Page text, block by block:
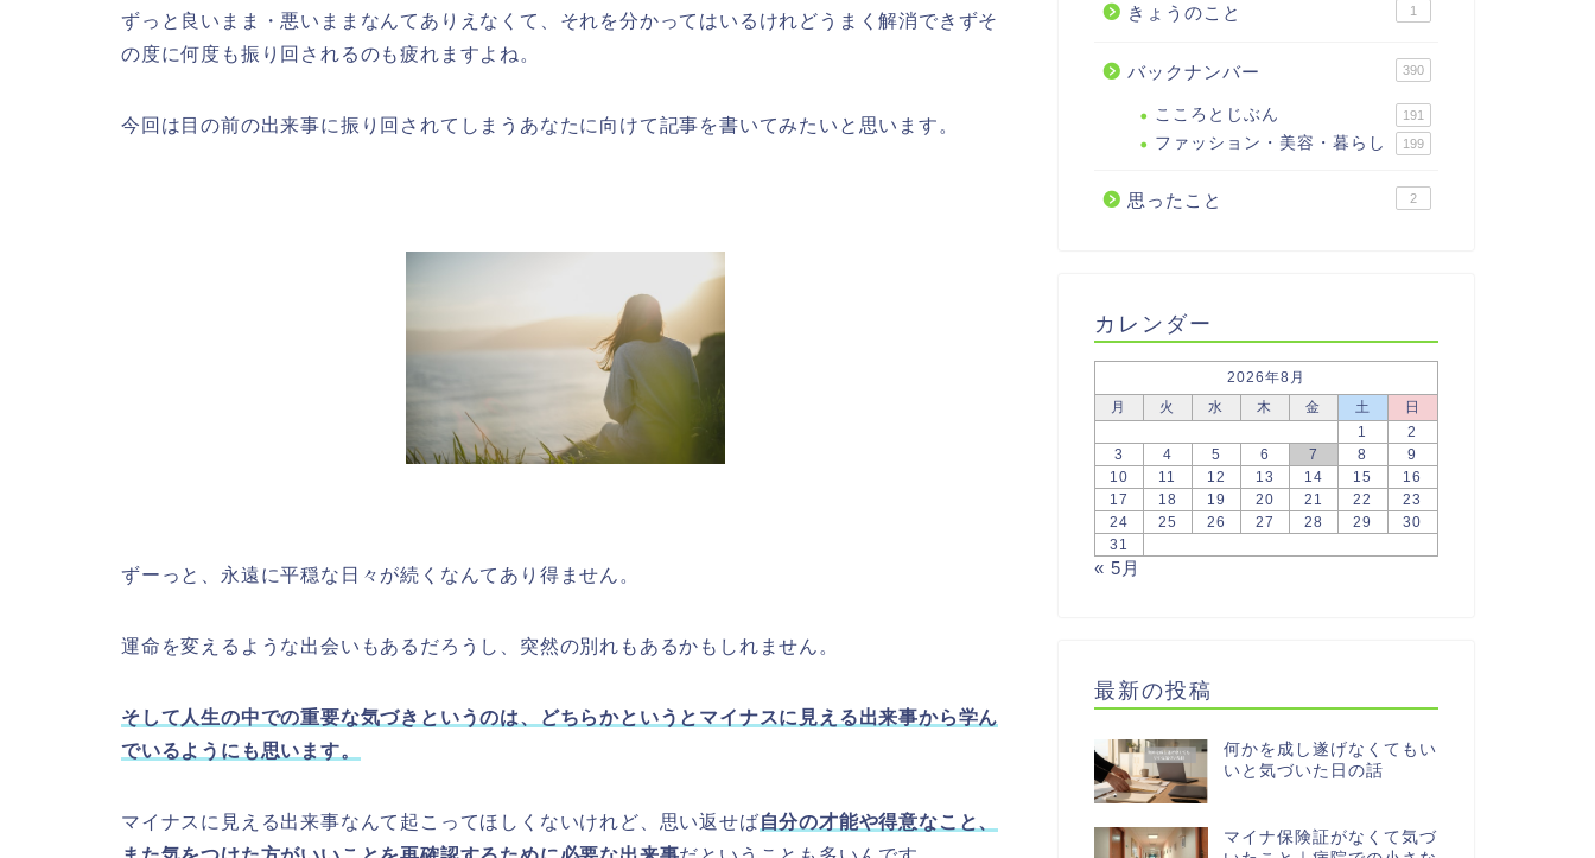
ずっと良いまま・悪いままなんてありえなくて、それを分かってはいるけれどうまく解消できずそ
の度に何度も振り回されるのも疲れますよね。
今回は目の前の出来事に振り回されてしまうあなたに向けて記事を書いてみたいと思います。
ずーっと、永遠に平穏な日々が続くなんてあり得ません。
運命を変えるような出会いもあるだろうし、突然の別れもあるかもしれません。
そして人生の中での重要な気づきというのは、どちらかというとマイナスに見える出来事から学ん
でいるようにも思います。
マイナスに見える出来事なんて起こってほしくないけれど、思い返せば自分の才能や得意なこと、
きょうのこと 1
バックナンバー 390
こころとじぶん 191
ファッション・美容・暮らし 199
思ったこと 2
カレンダー
2026年8月
月
火 水 木 金 土
日
1
2
3
4 5 6 7 8
9
10
11 12 13 14 15
16
17
18 19 20 21 22
23
24
25 26 27 28 29
30
31
« 5月
最新の投稿
何かを成し遂げなくてもい
いと気づいた日の話
マイナ保険証がなくて気づ